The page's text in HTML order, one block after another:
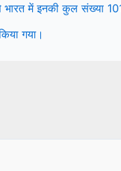
में इनकी कुल संख्या
गया।